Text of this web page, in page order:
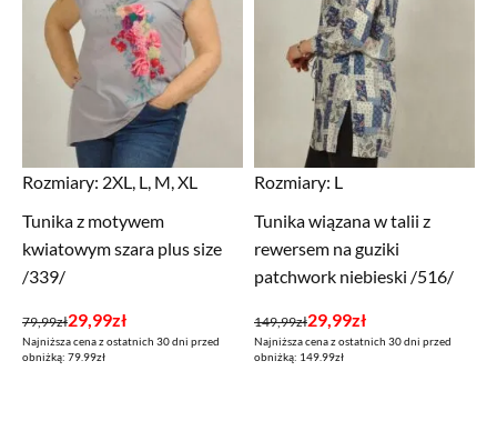
Rozmiary: 2XL, L, M, XL
Tunika z motywem
kwiatowym szara plus size
/339/
79,99zł
Pierwotna
cena
29,99zł
Aktualna
cena
Najniższa cena z ostatnich 30 dni przed
obniżką: 79.99zł
Rozmiary: L
Tunika wiązana w talii z
rewersem na guziki
patchwork niebieski /516/
149,99zł
Pierwotna
cena
29,99zł
Aktualna
cena
Najniższa cena z ostatnich 30 dni przed
obniżką: 149.99zł